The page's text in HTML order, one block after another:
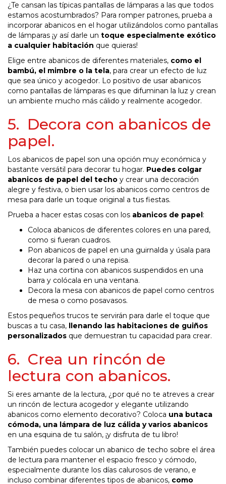
¿Te cansan las típicas pantallas de lámparas a las que todos
estamos acostumbrados? Para romper patrones, prueba a
incorporar abanicos en el hogar utilizándolos como pantallas
de lámparas ¡y así darle un toque especialmente exótico
a cualquier habitación que quieras!
Elige entre abanicos de diferentes materiales, como el
bambú, el mimbre o la tela, para crear un efecto de luz
que sea único y acogedor. Lo positivo de usar abanicos
como pantallas de lámparas es que difuminan la luz y crean
un ambiente mucho más cálido y realmente acogedor.
5. Decora con abanicos de
papel.
Los abanicos de papel son una opción muy económica y
bastante versátil para decorar tu hogar. Puedes colgar
abanicos de papel del techo y crear una decoración
alegre y festiva, o bien usar los abanicos como centros de
mesa para darle un toque original a tus fiestas.
Prueba a hacer estas cosas con los abanicos de papel:
Coloca abanicos de diferentes colores en una pared,
como si fueran cuadros.
Pon abanicos de papel en una guirnalda y úsala para
decorar la pared o una repisa.
Haz una cortina con abanicos suspendidos en una
barra y colócala en una ventana.
Decora la mesa con abanicos de papel como centros
de mesa o como posavasos.
Estos pequeños trucos te servirán para darle el toque que
buscas a tu casa, llenando las habitaciones de guiños
personalizados que demuestran tu capacidad para crear.
6. Crea un rincón de
lectura con abanicos.
Si eres amante de la lectura, ¿por qué no te atreves a crear
un rincón de lectura acogedor y elegante utilizando
abanicos como elemento decorativo? Coloca una butaca
cómoda, una lámpara de luz cálida y varios abanicos
en una esquina de tu salón, ¡y disfruta de tu libro!
También puedes colocar un abanico de techo sobre el área
de lectura para mantener el espacio fresco y cómodo,
especialmente durante los días calurosos de verano, e
incluso combinar diferentes tipos de abanicos, como